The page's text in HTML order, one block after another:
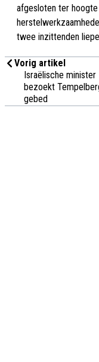
afgesloten ter
twee inzittenden
Vorig artikel
Israëlische minister
bezoekt
gebed